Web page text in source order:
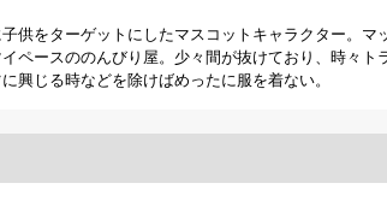
供をターゲットにしたマスコットキャラクター。マ
ペースののんびり屋。少々間が抜けており、時々ト
興じる時などを除けばめったに服を着ない。